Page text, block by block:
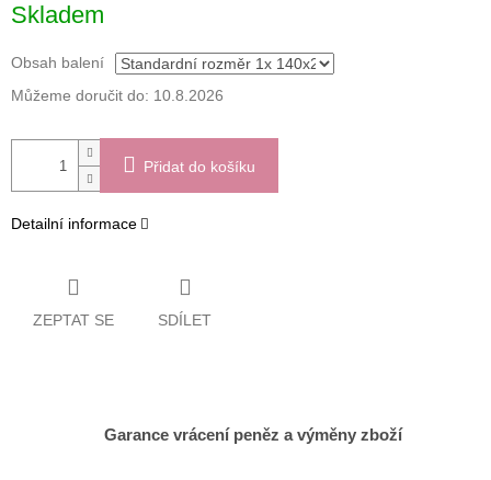
cena:
Skladem
Obsah balení
Můžeme doručit do: 10.8.2026
Přidat do košíku
Detailní informace
ZEPTAT SE SDÍLET
Garance vrácení peněz a výměny zboží